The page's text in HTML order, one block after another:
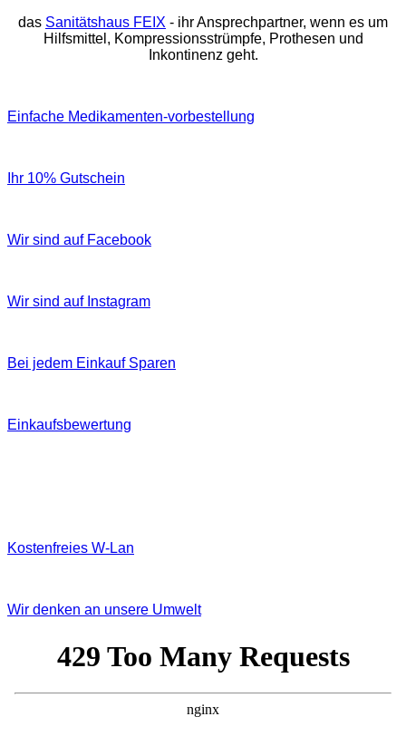
das Sanitätshaus FEIX - ihr Ansprechpartner, wenn es um
Hilfsmittel, Kompressionsstrümpfe, Prothesen und
Inkontinenz geht.
Einfache Medikamenten-vorbestellung
Ihr 10% Gutschein
Wir sind auf Facebook
Wir sind auf Instagram
Bei jedem Einkauf Sparen
Einkaufsbewertung
Kostenfreies W‐Lan
Wir denken an unsere Umwelt